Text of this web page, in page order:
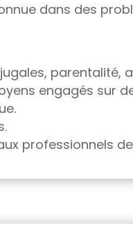
dans des
parentalité,
engagés sur
professionnels de